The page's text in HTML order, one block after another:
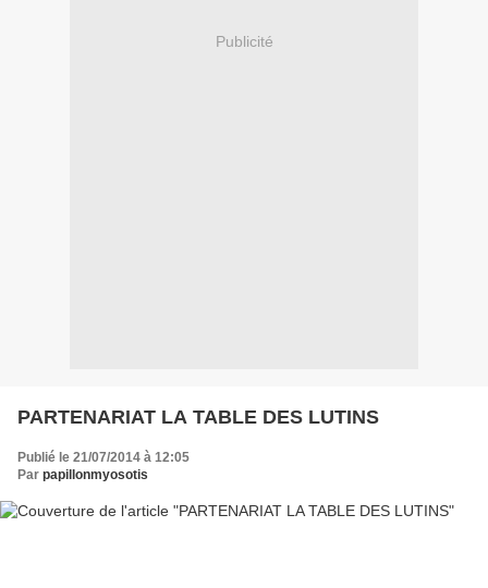
Publicité
PARTENARIAT LA TABLE DES LUTINS
Publié le 21/07/2014 à 12:05
Par papillonmyosotis